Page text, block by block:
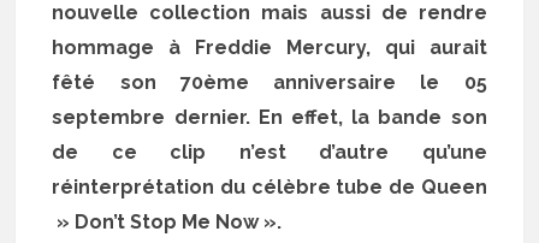
nouvelle collection mais aussi de rendre
hommage à Freddie Mercury, qui aurait
fêté son 70ème anniversaire le 05
septembre dernier. En effet, la bande son
de ce clip n’est d’autre qu’une
réinterprétation du célèbre tube de Queen
» Don’t Stop Me Now ».